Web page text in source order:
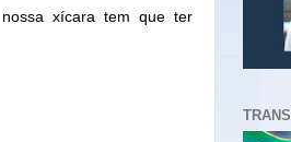
xícara tem que ter